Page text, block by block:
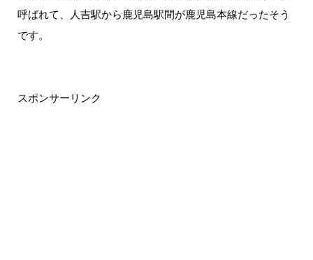
呼ばれて、人吉駅から鹿児島駅間が鹿児島本線だったそう
です。
スポンサーリンク